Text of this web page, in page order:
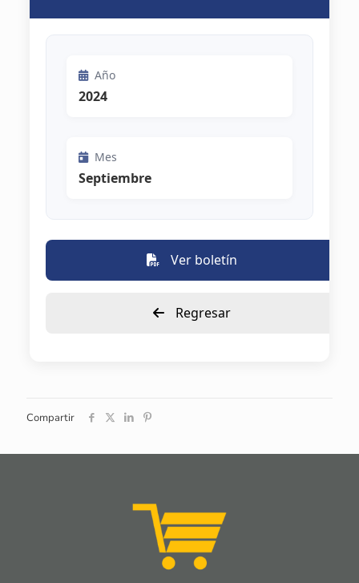
Año
2024
Mes
Septiembre
Ver boletín
Regresar
Compartir